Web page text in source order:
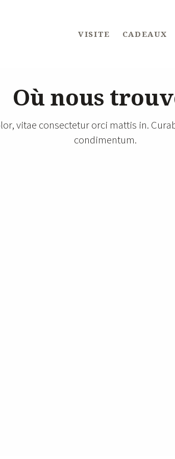
VISITE CADEAUX
Où nous
vitae consectetur orci mattis in.
condimentum.